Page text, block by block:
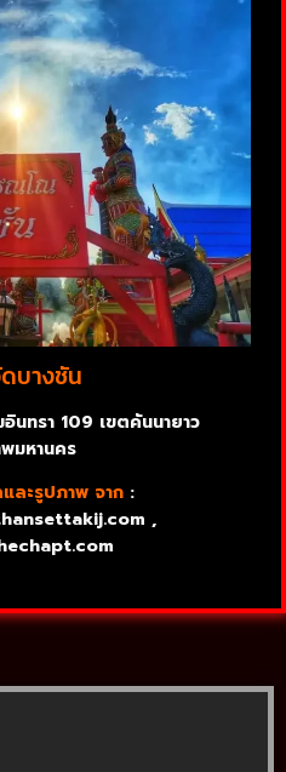
บางชัน
นทรา​ 109 เขตคันนายาว
มหานคร
ละรูปภาพ จาก :
,